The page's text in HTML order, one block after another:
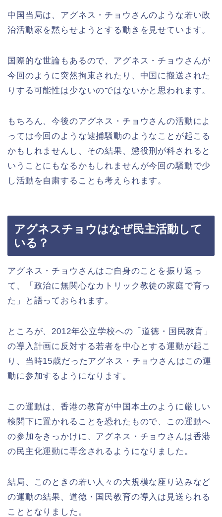
中国当局は、アグネス・チョウさんのような若い政
治活動家を黙らせようとする動きを見せています。
国際的な世論もあるので、アグネス・チョウさんが
今回のように突然拘束されたり、中国に搬送された
りする可能性は少ないのではないかと思われます。
もちろん、今後のアグネス・チョウさんの活動によ
っては今回のような逮捕騒動のようなことが起こる
かもしれませんし、その結果、懲役刑が科されると
いうことにもなるかもしれませんが今回の騒動で少
し活動を自粛することも考えられます。
アグネスチョウはなぜ民主活動して
いる？
アグネス・チョウさんはご自身のことを振り返っ
て、「政治に無関心なカトリック教徒の家庭で育っ
た」と語っておられます。
ところが、2012年公立学校への「道徳・国民教育」
の導入計画に反対する若者を中心とする運動が起こ
り、当時15歳だったアグネス・チョウさんはこの運
動に参加するようになります。
この運動は、香港の教育が中国本土のように厳しい
検閲下に置かれることを恐れたもので、この運動へ
の参加をきっかけに、アグネス・チョウさんは香港
の民主化運動に専念されるようになりました。
結局、このときの若い人々の大規模な座り込みなど
の運動の結果、道徳・国民教育の導入は見送られる
こととなりました。